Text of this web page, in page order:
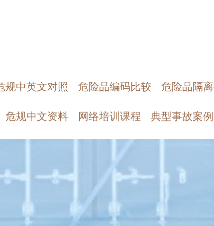
规中英文对照 危险品编码比较 危险品隔
危规中文资料 网络培训课程 典型事故案